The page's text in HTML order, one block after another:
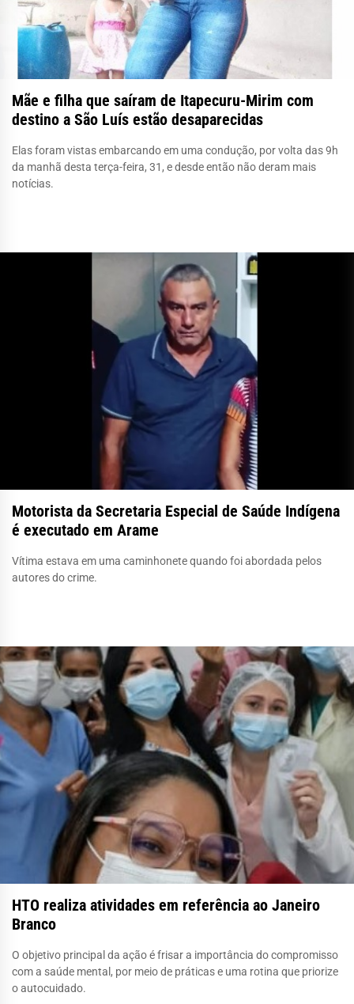
Mãe e filha que saíram de Itapecuru-Mirim com
destino a São Luís estão desaparecidas
Elas foram vistas embarcando em uma condução, por volta das 9h
da manhã desta terça-feira, 31, e desde então não deram mais
notícias.
Motorista da Secretaria Especial de Saúde Indígena
é executado em Arame
Vítima estava em uma caminhonete quando foi abordada pelos
autores do crime.
HTO realiza atividades em referência ao Janeiro
Branco
O objetivo principal da ação é frisar a importância do compromisso
com a saúde mental, por meio de práticas e uma rotina que priorize
o autocuidado.